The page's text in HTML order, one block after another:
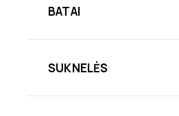
BATAI
SUKNELĖS